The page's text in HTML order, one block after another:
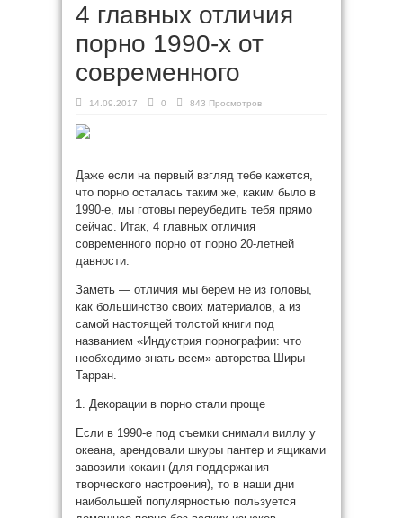
4 главных отличия
порно 1990-х от
современного
14.09.2017 0 843 Просмотров
Даже если на первый взгляд тебе кажется,
что порно осталась таким же, каким было в
1990-е, мы готовы переубедить тебя прямо
сейчас. Итак, 4 главных отличия
современного порно от порно 20-летней
давности.
Заметь — отличия мы берем не из головы,
как большинство своих материалов, а из
самой настоящей толстой книги под
названием «Индустрия порнографии: что
необходимо знать всем» авторства Ширы
Тарран.
1. Декорации в порно стали проще
Если в 1990-е под съемки снимали виллу у
океана, арендовали шкуры пантер и ящиками
завозили кокаин (для поддержания
творческого настроения), то в наши дни
наибольшей популярностью пользуется